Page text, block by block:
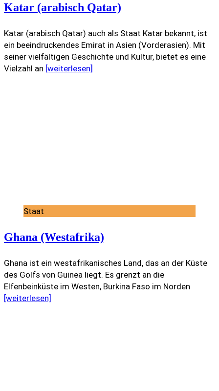
Katar (arabisch Qatar)
Katar (arabisch Qatar) auch als Staat Katar bekannt, ist
ein beeindruckendes Emirat in Asien (Vorderasien). Mit
seiner vielfältigen Geschichte und Kultur, bietet es eine
Vielzahl an [weiterlesen]
Staat
Ghana (Westafrika)
Ghana ist ein westafrikanisches Land, das an der Küste
des Golfs von Guinea liegt. Es grenzt an die
Elfenbeinküste im Westen, Burkina Faso im Norden
[weiterlesen]